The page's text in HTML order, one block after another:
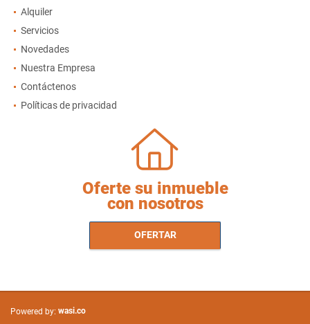
Alquiler
Servicios
Novedades
Nuestra Empresa
Contáctenos
Políticas de privacidad
Oferte su inmueble
con nosotros
OFERTAR
Powered by: wasi.co